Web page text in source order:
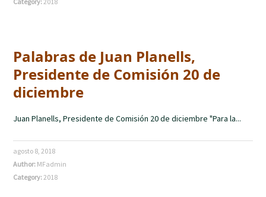
Palabras de Juan Planells,
Presidente de Comisión 20 de
diciembre
Juan Planells, Presidente de Comisión 20 de diciembre "Para la...
agosto 8, 2018
Author: MFadmin
Category:2018